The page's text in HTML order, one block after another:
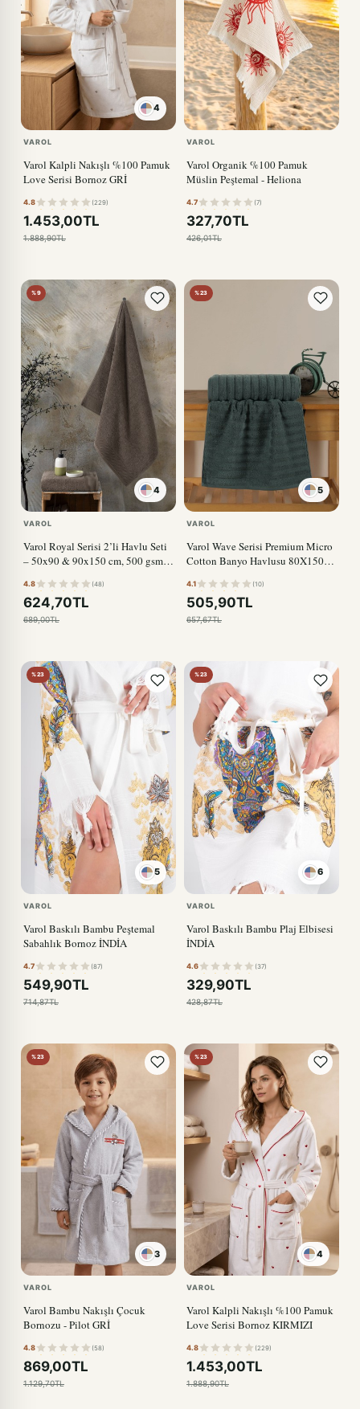
4
KIRMIZI
VAROL
Varol Kalpli Nakışlı %100 Pamuk
Love Serisi Bornoz GRİ
4.8 (229)
1.453,00TL
1.888,90TL
VAROL
Varol Organik %100 Pamuk
Müslin Peştemal - Heliona
4.7 (7)
327,70TL
426,01TL
%9
4
VAROL
Varol Royal Serisi 2’li Havlu Seti
– 50x90 & 90x150 cm, 500 gsm
4.8 (48)
624,70TL
689,00TL
%23
5
VAROL
Varol Wave Serisi Premium Micro
Cotton Banyo Havlusu 80X150cm
4.1 (10)
505,90TL
657,67TL
%23
5
VAROL
Varol Baskılı Bambu Peştemal
Sabahlık Bornoz İNDİA
4.7 (87)
549,90TL
714,87TL
%23
6
VAROL
Varol Baskılı Bambu Plaj Elbisesi
İNDİA
4.6 (37)
329,90TL
428,87TL
%23
3
VAROL
Varol Bambu Nakışlı Çocuk
Bornozu - Pilot GRİ
4.8 (58)
869,00TL
1.129,70TL
%23
4
VAROL
Varol Kalpli Nakışlı %100 Pamuk
Love Serisi Bornoz KIRMIZI
4.8 (229)
1.453,00TL
1.888,90TL